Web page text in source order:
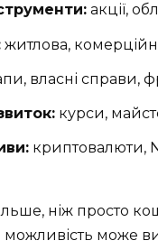
акції,
житлова,
власні справи,
курси,
криптовалюти,
ніж просто
можливість може